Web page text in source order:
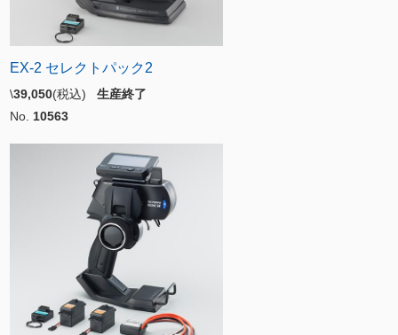
EX-2 セレクトパック2
\39,050(税込) 生産終了
No. 10563